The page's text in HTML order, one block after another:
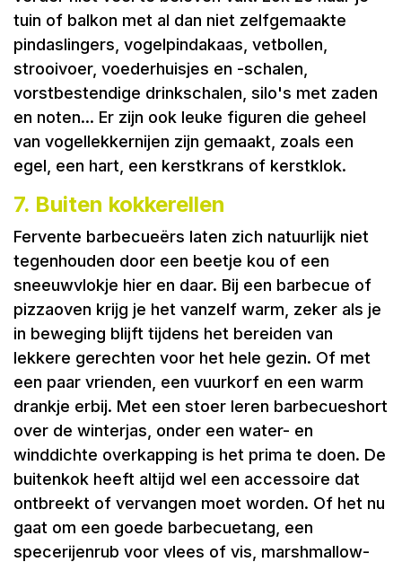
tuin of balkon met al dan niet zelfgemaakte
pindaslingers, vogelpindakaas, vetbollen,
strooivoer, voederhuisjes en -schalen,
vorstbestendige drinkschalen, silo's met zaden
en noten... Er zijn ook leuke figuren die geheel
van vogellekkernijen zijn gemaakt, zoals een
egel, een hart, een kerstkrans of kerstklok.
7. Buiten kokkerellen
Fervente barbecueërs laten zich natuurlijk niet
tegenhouden door een beetje kou of een
sneeuwvlokje hier en daar. Bij een barbecue of
pizzaoven krijg je het vanzelf warm, zeker als je
in beweging blijft tijdens het bereiden van
lekkere gerechten voor het hele gezin. Of met
een paar vrienden, een vuurkorf en een warm
drankje erbij. Met een stoer leren barbecueshort
over de winterjas, onder een water- en
winddichte overkapping is het prima te doen. De
buitenkok heeft altijd wel een accessoire dat
ontbreekt of vervangen moet worden. Of het nu
gaat om een goede barbecuetang, een
specerijenrub voor vlees of vis, marshmallow-